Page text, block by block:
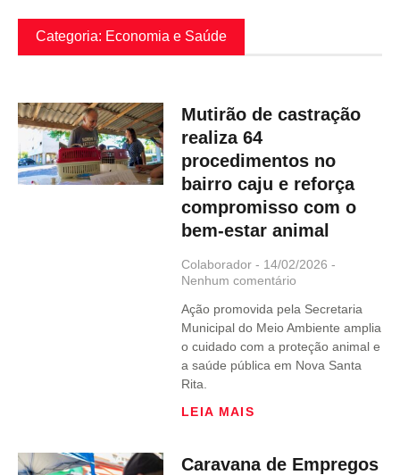
Categoria: Economia e Saúde
Mutirão de castração
realiza 64
procedimentos no
bairro caju e reforça
compromisso com o
bem-estar animal
Colaborador
14/02/2026
Nenhum comentário
Ação promovida pela Secretaria
Municipal do Meio Ambiente amplia
o cuidado com a proteção animal e
a saúde pública em Nova Santa
Rita.
LEIA MAIS
Caravana de Empregos